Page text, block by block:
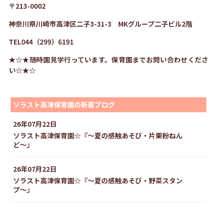
〒213-0002
神奈川県川崎市高津区二子3-31-3 MKグループ二子ビル2階
TEL044（299） 6191
★☆★随時園見学行っています。保育園までお問い合わせくださ
い☆★☆
ソラスト高津保育園の新着ブログ
26年07月22日
ソラスト高津保育園☆『〜夏の感触あそび・片栗粉ねん
ど〜』
26年07月22日
ソラスト高津保育園☆『〜夏の感触あそび・野菜スタン
プ〜』